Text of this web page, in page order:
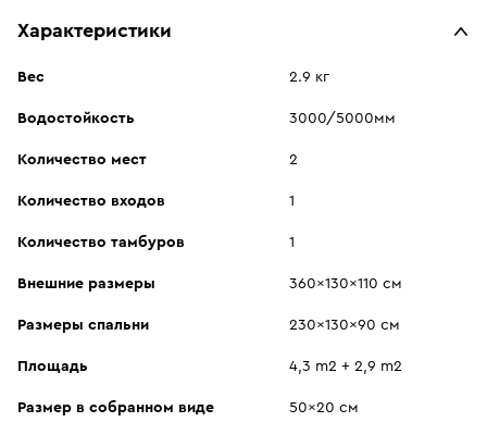
Характеристики
Вес 2.9 кг
Водостойкость 3000/5000мм
Количество мест 2
Количество входов 1
Количество тамбуров 1
Внешние размеры 360x130x110 см
Размеры спальни 230x130x90 см
Площадь 4,3 m2 + 2,9 m2
Размер в собранном виде 50x20 см